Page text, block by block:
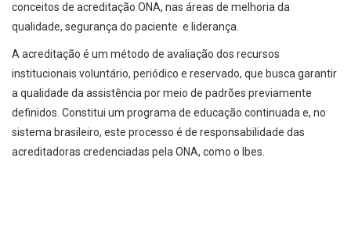
conceitos de acreditação ONA, nas áreas de melhoria da
qualidade, segurança do paciente e liderança.
A acreditação é um método de avaliação dos recursos
institucionais voluntário, periódico e reservado, que busca garantir
a qualidade da assistência por meio de padrões previamente
definidos. Constitui um programa de educação continuada e, no
sistema brasileiro, este processo é de responsabilidade das
acreditadoras credenciadas pela ONA, como o Ibes.